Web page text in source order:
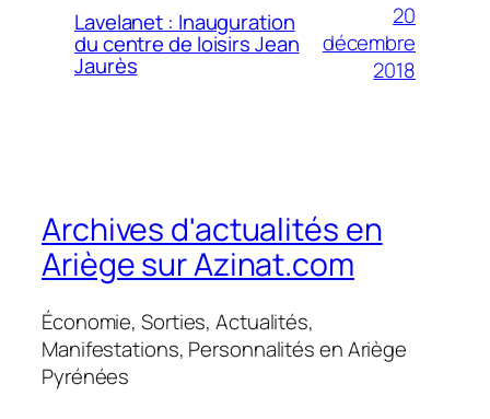
Lavelanet : Inauguration
du centre de loisirs Jean
Jaurès
20
décembre
2018
Archives d'actualités en
Ariège sur Azinat.com
Économie, Sorties, Actualités,
Manifestations, Personnalités en Ariège
Pyrénées